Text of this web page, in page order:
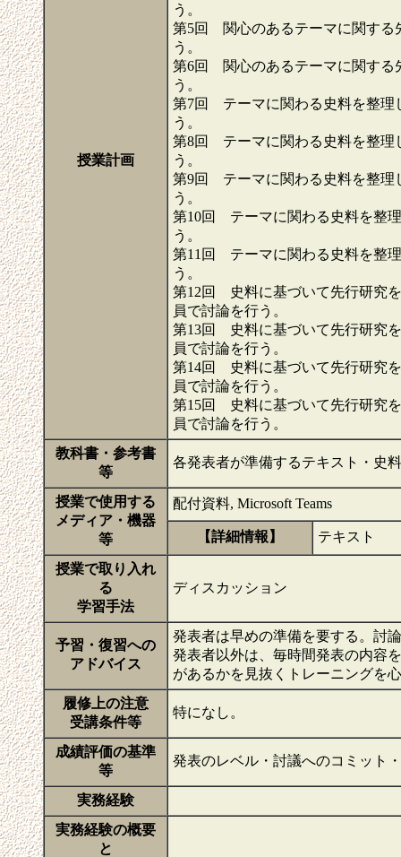
授業計画
う。
第5回 関心のあるテーマに関する
う。
第6回 関心のあるテーマに関する
う。
第7回 テーマに関わる史料を整理
う。
第8回 テーマに関わる史料を整理
う。
第9回 テーマに関わる史料を整理
う。
第10回 テーマに関わる史料を整
う。
第11回 テーマに関わる史料を整
う。
第12回 史料に基づいて先行研究
員で討論を行う。
第13回 史料に基づいて先行研究
員で討論を行う。
第14回 史料に基づいて先行研究
員で討論を行う。
第15回 史料に基づいて先行研究
員で討論を行う。
教科書・参考書
等
各発表者が準備するテキスト・史
授業で使用する
メディア・機器
等
配付資料, Microsoft Teams
【詳細情報】 テキスト
授業で取り入れ
る
学習手法
ディスカッション
予習・復習への
アドバイス
発表者は早めの準備を要する。討
発表者以外は、毎時間発表の内容
があるかを見抜くトレーニングを
履修上の注意
受講条件等
特になし。
成績評価の基準
等
発表のレベル・討議へのコミット
実務経験
実務経験の概要
と